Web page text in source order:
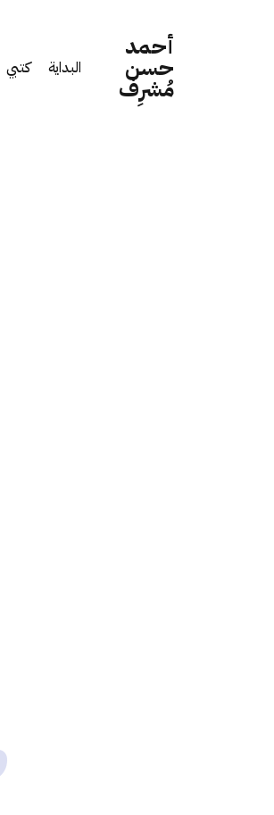
أحمد
حسن
مُشرِف
البداية كتبي